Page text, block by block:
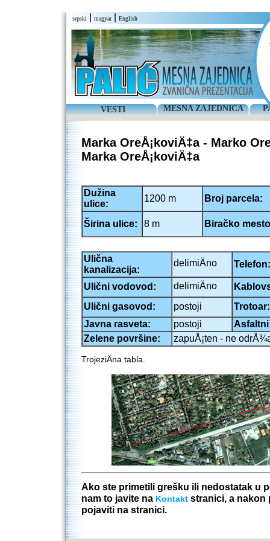
srpski magyar| English
VESTI MESNA ZAJEDNICA
Marka OreÅ¡koviÄ‡a - Marko
Marka OreÅ¡koviÄ‡a
Dužina
ulice:
1200 m Broj parcela:
Širina ulice: 8 m Biračko
Ulična
kanalizacija:
delimiÄno Telefon:
Ulični vodovod: delimiÄno
Ulični gasovod:
postoji
Trotoar:
Javna rasveta:
postoji
Zelene površine:
zapuÅ¡ten - ne
TrojeziÄna tabla.
Ako ste primetili grešku ili nedostatak u
nam to javite na Kontakt stranici, a nakon
pojaviti na stranici.